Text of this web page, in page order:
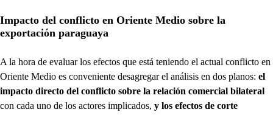
Impacto del conflicto en Oriente Medio sobre la
exportación paraguaya
A la hora de evaluar los efectos que está teniendo el actual conflicto en
Oriente Medio es conveniente desagregar el análisis en dos planos: el
impacto directo del conflicto sobre la relación comercial bilateral
con cada uno de los actores implicados, y los efectos de corte